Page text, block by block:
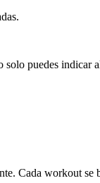
puedes indicar
Cada workout se